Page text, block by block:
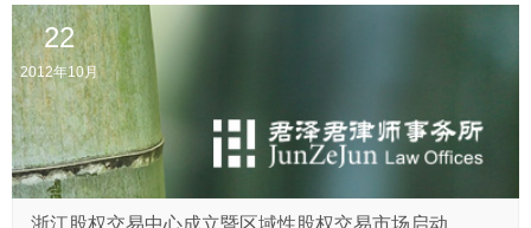
22
2012年10月
浙江股权交易中心成立暨区域性股权交易市场启动